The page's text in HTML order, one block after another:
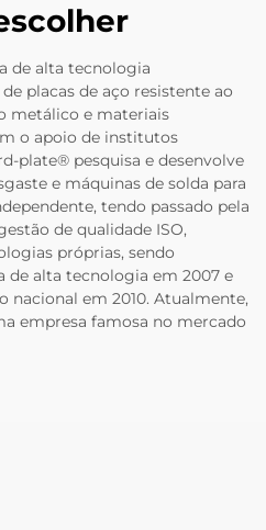
de alta tecnologia
placas de aço resistente ao
metálico e materiais
o apoio de institutos
plate® pesquisa e desenvolve
e máquinas de solda para
tendo passado pela
de qualidade ISO,
próprias, sendo
de alta tecnologia em 2007 e
nacional em 2010. Atualmente,
empresa famosa no mercado